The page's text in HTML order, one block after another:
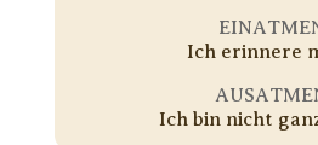
Ich erinnere
Ich bin nicht